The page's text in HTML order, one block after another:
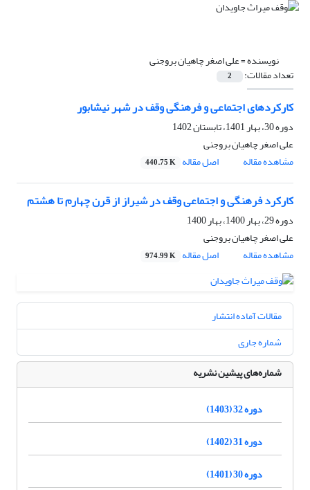
نویسنده =علی اصغر چاهیان بروجنی
تعداد مقالات: 2
کارکردهای اجتماعی و فرهنگی وقف در شهر نیشابور
دوره 30، بهار 1401، تابستان 1402
علی اصغر چاهیان بروجنی
مشاهده مقاله
اصل مقاله 440.75 K
کارکرد فرهنگی و اجتماعی وقف در شیراز از قرن چهارم تا هشتم
دوره 29، بهار 1400، بهار 1400
علی اصغر چاهیان بروجنی
مشاهده مقاله
اصل مقاله 974.99 K
مقالات آماده انتشار
شماره جاری
شماره‌های پیشین نشریه
دوره 32 (1403)
دوره 31 (1402)
دوره 30 (1401)